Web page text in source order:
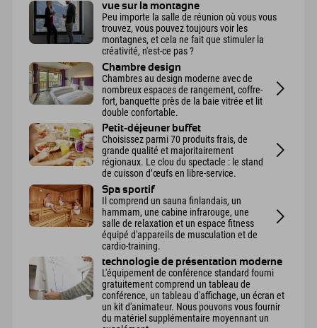
vue sur la montagne
Peu importe la salle de réunion où vous vous
trouvez, vous pouvez toujours voir les
montagnes, et cela ne fait que stimuler la
créativité, n'est-ce pas ?
Chambre design
Chambres au design moderne avec de
nombreux espaces de rangement, coffre-
fort, banquette près de la baie vitrée et lit
double confortable.
Petit-déjeuner buffet
Choisissez parmi 70 produits frais, de
grande qualité et majoritairement
régionaux. Le clou du spectacle : le stand
de cuisson d’œufs en libre-service.
Spa sportif
Il comprend un sauna finlandais, un
hammam, une cabine infrarouge, une
salle de relaxation et un espace fitness
équipé d'appareils de musculation et de
cardio-training.
technologie de présentation moderne
L'équipement de conférence standard fourni
gratuitement comprend un tableau de
conférence, un tableau d'affichage, un écran et
un kit d'animateur. Nous pouvons vous fournir
du matériel supplémentaire moyennant un